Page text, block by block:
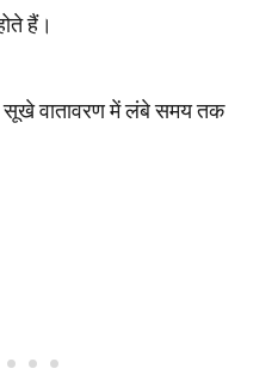
हैं।
सूखे वातावरण में लंबे समय तक